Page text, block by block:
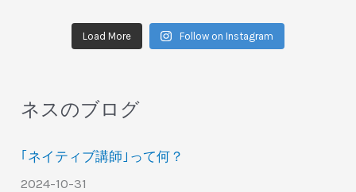
Load More Follow on Instagram
ネスのブログ
｢ネイティブ講師｣って何？
2024-10-31